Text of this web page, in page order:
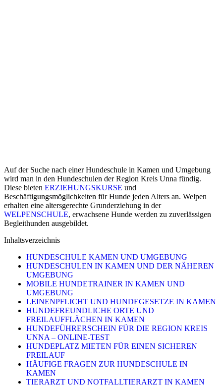
Auf der Suche nach einer Hundeschule in Kamen und Umgebung
wird man in den Hundeschulen der Region Kreis Unna fündig.
Diese bieten ERZIEHUNGSKURSE und
Beschäftigungsmöglichkeiten für Hunde jeden Alters an. Welpen
erhalten eine altersgerechte Grunderziehung in der
WELPENSCHULE, erwachsene Hunde werden zu zuverlässigen
Begleithunden ausgebildet.
Inhaltsverzeichnis
HUNDESCHULE KAMEN UND UMGEBUNG
HUNDESCHULEN IN KAMEN UND DER NÄHEREN
UMGEBUNG
MOBILE HUNDETRAINER IN KAMEN UND
UMGEBUNG
LEINENPFLICHT UND HUNDEGESETZE IN KAMEN
HUNDEFREUNDLICHE ORTE UND
FREILAUFFLÄCHEN IN KAMEN
HUNDEFÜHRERSCHEIN FÜR DIE REGION KREIS
UNNA – ONLINE-TEST
HUNDEPLATZ MIETEN FÜR EINEN SICHEREN
FREILAUF
HÄUFIGE FRAGEN ZUR HUNDESCHULE IN
KAMEN
TIERARZT UND NOTFALLTIERARZT IN KAMEN